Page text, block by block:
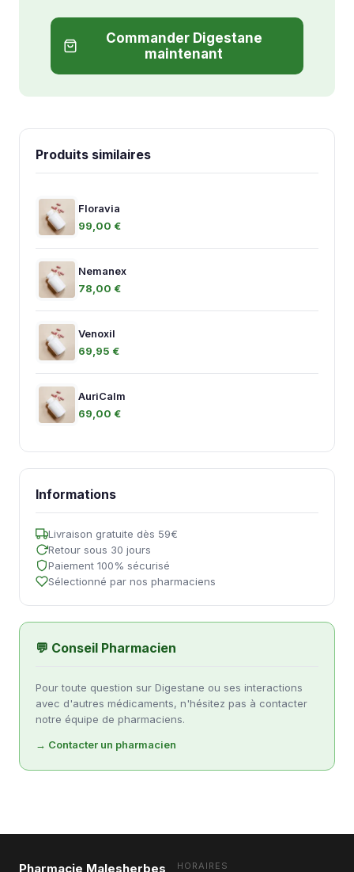
Commander Digestane
maintenant
Produits similaires
Floravia
99,00 €
Nemanex
78,00 €
Venoxil
69,95 €
AuriCalm
69,00 €
Informations
Livraison gratuite dès 59€
Retour sous 30 jours
Paiement 100% sécurisé
Sélectionné par nos pharmaciens
💬 Conseil Pharmacien
Pour toute question sur Digestane ou ses interactions
avec d'autres médicaments, n'hésitez pas à contacter
notre équipe de pharmaciens.
→ Contacter un pharmacien
Pharmacie Malesherbes HORAIRES